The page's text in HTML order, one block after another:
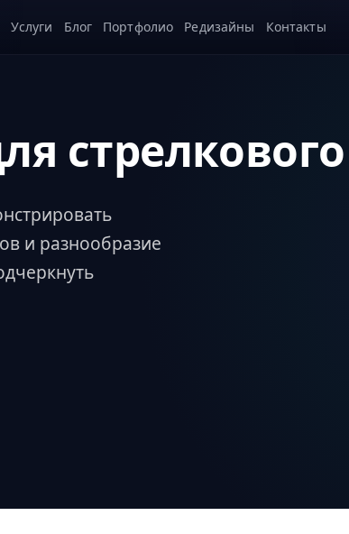
Услуги Блог Портфолио Редизайны Контакты
и разнообразие